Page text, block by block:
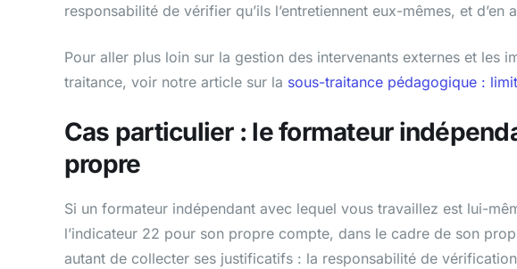
responsabilité de vérifier qu’ils l’entretiennent eux-mêmes, et d’en
Pour aller plus loin sur la gestion des intervenants externes et les
traitance, voir notre article sur la sous-traitance pédagogique :
Cas particulier : le formateur
propre
Si un formateur indépendant avec lequel vous travaillez est lui-
l’indicateur 22 pour son propre compte, dans le cadre de son
autant de collecter ses justificatifs : la responsabilité de